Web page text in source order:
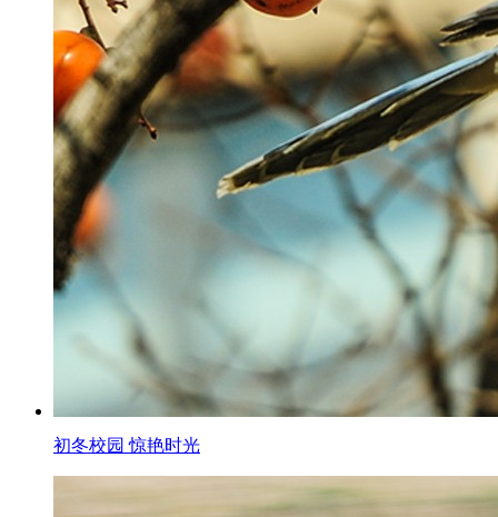
初冬校园 惊艳时光